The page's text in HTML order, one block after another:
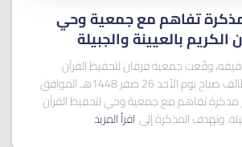
تفاهم مع جمعية وحي
الكريم بالعيينة والجبيلة
وقّعت جمعية فرقان لتحفيظ القرآن
الكريم بمحافظة الطائف صباح يوم الأحد 26 صفر 1448هـ الموافق
2026م مذكرة تفاهم مع جمعية وحي لتحفيظ القرآن
وتهدف المذكرة إلى اقرأ المزيد